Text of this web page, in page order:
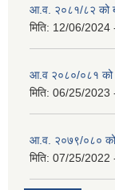
आ.व. २०८१/८२ को
मिति: 12/06/2024
आ.व २०८०/०८१ को
मिति: 06/25/2023
आ.व. २०७९/०८०
मिति: 07/25/2022